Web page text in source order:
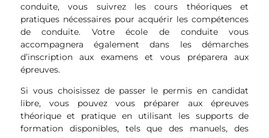
conduite, vous suivrez les cours théoriques et
pratiques nécessaires pour acquérir les compétences
de conduite. Votre école de conduite vous
accompagnera également dans les démarches
d’inscription aux examens et vous préparera aux
épreuves.
Si vous choisissez de passer le permis en candidat
libre, vous pouvez vous préparer aux épreuves
théorique et pratique en utilisant les supports de
formation disponibles, tels que des manuels, des